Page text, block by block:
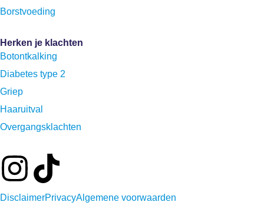
Borstvoeding
Herken je klachten
Botontkalking
Diabetes type 2
Griep
Haaruitval
Overgangsklachten
DisclaimerPrivacyAlgemene voorwaarden